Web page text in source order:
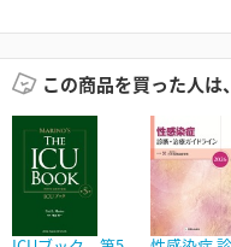
この商品を買った人は